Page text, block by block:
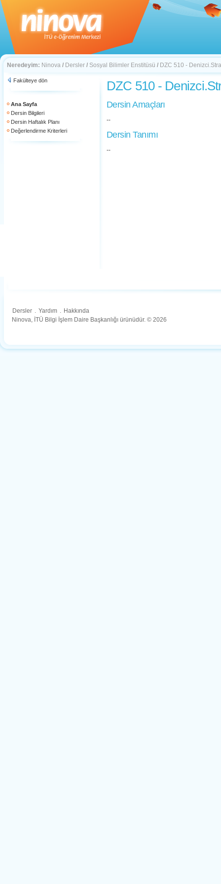
Neredeyim: Ninova / Dersler / Sosyal Bilimler Enstitüsü / DZC 510 -
Fakülteye dön
Ana Sayfa
Dersin Bilgileri
Dersin Haftalık Planı
Değerlendirme Kriterleri
DZC 510 -
Dersin Amaçları
--
Dersin Tanımı
--
Dersler . Yardım . Hakkında
Ninova, İTÜ Bilgi İşlem Daire Başkanlığı ürünüdür. © 2026